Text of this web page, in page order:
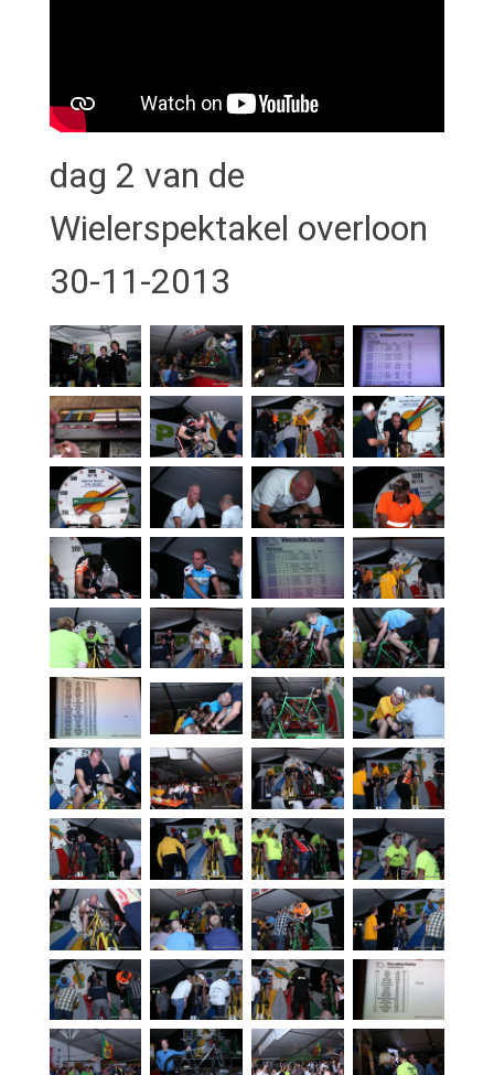
dag 2 van de
Wielerspektakel overloon
30-11-2013